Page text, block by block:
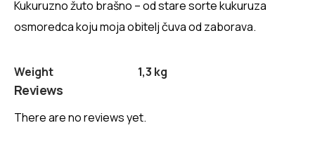
Kukuruzno žuto brašno – od stare sorte kukuruza
osmoredca koju moja obitelj čuva od zaborava.
Weight 1,3 kg
Reviews
There are no reviews yet.